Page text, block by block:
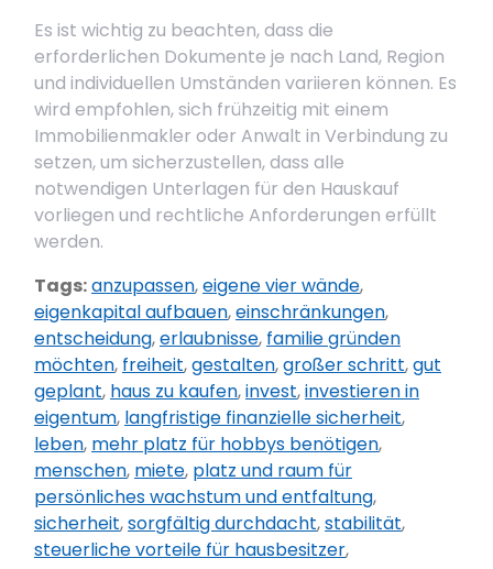
Es ist wichtig zu beachten, dass die
erforderlichen Dokumente je nach Land, Region
und individuellen Umständen variieren können. Es
wird empfohlen, sich frühzeitig mit einem
Immobilienmakler oder Anwalt in Verbindung zu
setzen, um sicherzustellen, dass alle
notwendigen Unterlagen für den Hauskauf
vorliegen und rechtliche Anforderungen erfüllt
werden.
Tags:anzupassen,eigene vier wände,
eigenkapital aufbauen,einschränkungen,
entscheidung,erlaubnisse, familie gründen
möchten, freiheit,gestalten,großer schritt,gut
geplant, haus zu kaufen,invest,investieren in
eigentum, langfristige finanzielle sicherheit,
leben, mehr platz für hobbys benötigen,
menschen, miete, platz und raum für
persönliches wachstum und entfaltung,
sicherheit,sorgfältig durchdacht,stabilität,
steuerliche vorteile für hausbesitzer,